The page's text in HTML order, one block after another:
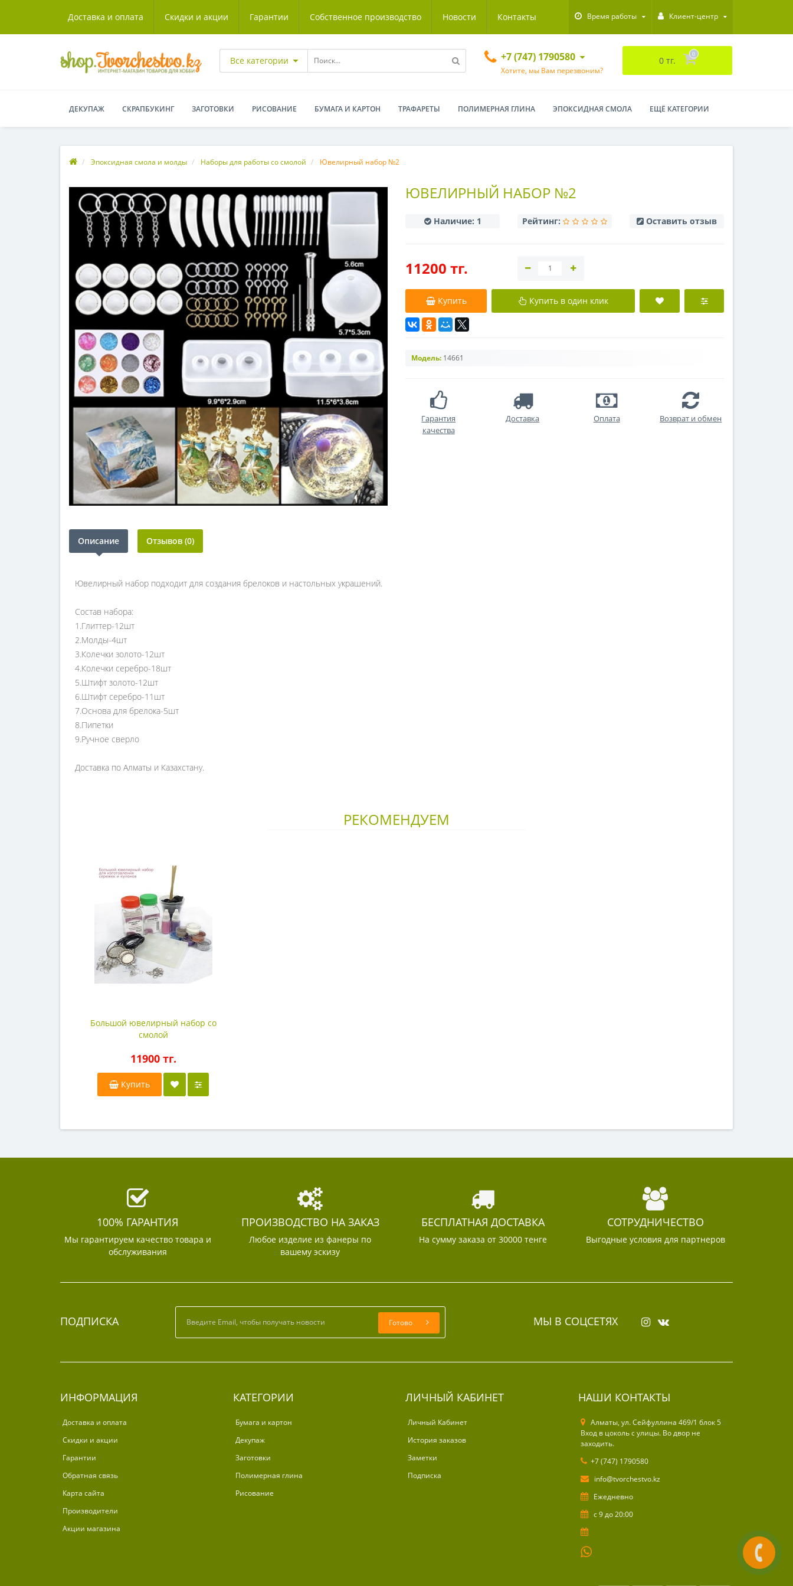
Доставка и оплата Скидки и акции Гарантии Собственное производство Новости Контакты Время работы Клиент-центр
Все категории +7 (747) 1790580
Хотите, мы Вам перезвоним?
0 тг.
0
ДЕКУПАЖ СКРАПБУКИНГ ЗАГОТОВКИ РИСОВАНИЕ БУМАГА И КАРТОН ТРАФАРЕТЫ ПОЛИМЕРНАЯ ГЛИНА ЭПОКСИДНАЯ СМОЛА ЕЩЁ КАТЕГОРИИ
Эпоксидная смола и молды Наборы для работы со смолой Ювелирный набор №2
ЮВЕЛИРНЫЙ НАБОР №2
Наличие: 1 Рейтинг: Оставить отзыв
11200 тг.
Купить Купить в один клик
Модель: 14661
Гарантия
качества
Доставка Оплата Возврат и обмен
Описание Отзывов (0)
Ювелирный набор подходит для создания брелоков и настольных украшений.
Состав набора:
1.Глиттер-12шт
2.Молды-4шт
3.Колечки золото-12шт
4.Колечки серебро-18шт
5.Штифт золото-12шт
6.Штифт серебро-11шт
7.Основа для брелока-5шт
8.Пипетки
9.Ручное сверло
Доставка по Алматы и Казахстану.
РЕКОМЕНДУЕМ
Большой ювелирный набор со
смолой
11900 тг.
Купить
100% ГАРАНТИЯ
Мы гарантируем качество товара и
обслуживания
ПРОИЗВОДСТВО НА ЗАКАЗ
Любое изделие из фанеры по
вашему эскизу
БЕСПЛАТНАЯ ДОСТАВКА
На сумму заказа от 30000 тенге
СОТРУДНИЧЕСТВО
Выгодные условия для партнеров
ПОДПИСКА Готово МЫ В СОЦСЕТЯХ
ИНФОРМАЦИЯ
Доставка и оплата
Скидки и акции
Гарантии
Обратная связь
Карта сайта
Производители
Акции магазина
КАТЕГОРИИ
Бумага и картон
Декупаж
Заготовки
Полимерная глина
Рисование
ЛИЧНЫЙ КАБИНЕТ
Личный Кабинет
История заказов
Заметки
Подписка
НАШИ КОНТАКТЫ
Алматы, ул. Cейфуллина 469/1 блок 5
Вход в цоколь с улицы. Во двор не
заходить.
+7 (747) 1790580
info@tvorchestvo.kz
Ежедневно
с 9 до 20:00